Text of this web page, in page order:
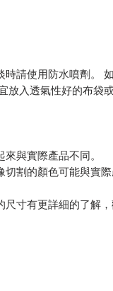
請使用防水噴劑。
放入透氣性好的布袋
與實際產品不同。
切割的顏色可能與實
寸有更詳細的了解